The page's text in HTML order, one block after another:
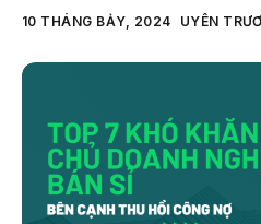
10 THÁNG BẢY, 2024 UYÊN